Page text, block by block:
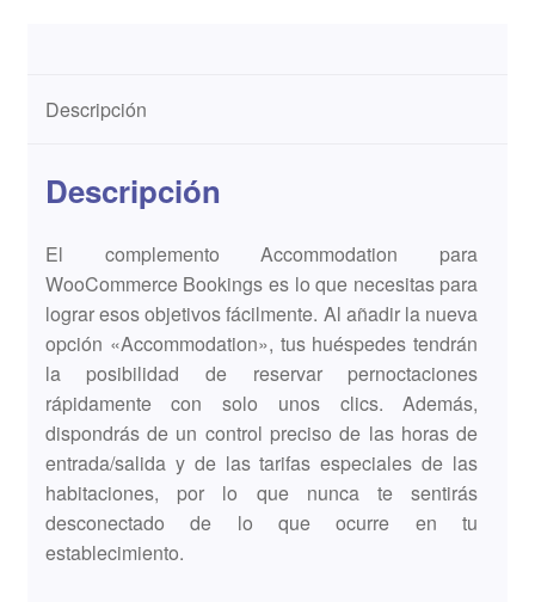
Descripción
Descripción
El complemento Accommodation para
WooCommerce Bookings es lo que necesitas para
lograr esos objetivos fácilmente. Al añadir la nueva
opción «Accommodation», tus huéspedes tendrán
la posibilidad de reservar pernoctaciones
rápidamente con solo unos clics. Además,
dispondrás de un control preciso de las horas de
entrada/salida y de las tarifas especiales de las
habitaciones, por lo que nunca te sentirás
desconectado de lo que ocurre en tu
establecimiento.